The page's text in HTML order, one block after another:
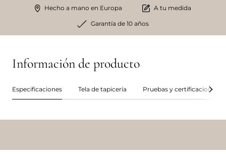
Hecho a mano en Europa A tu medida
Garantía de 10 años
Información de producto
Especificaciones Tela de tapicería Pruebas y certificaciones